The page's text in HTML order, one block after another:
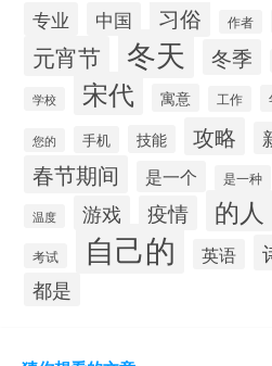
专业 中国 习俗 作者
元宵节 冬天 冬季
学校 宋代 寓意 工作
您的 手机 技能 攻略
春节期间 是一个 是一种
温度 游戏 疫情 的人
考试 自己的 英语
都是